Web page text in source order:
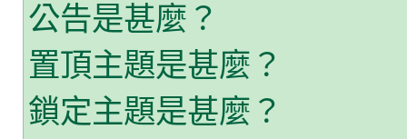
公告是甚麼？
置頂主題是甚麼？
鎖定主題是甚麼？